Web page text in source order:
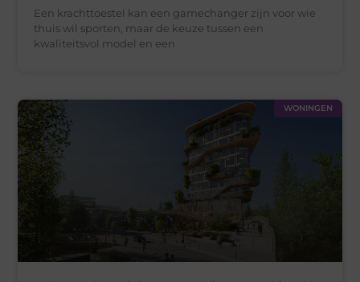
Een krachttoestel kan een gamechanger zijn voor wie
thuis wil sporten, maar de keuze tussen een
kwaliteitsvol model en een
WONINGEN